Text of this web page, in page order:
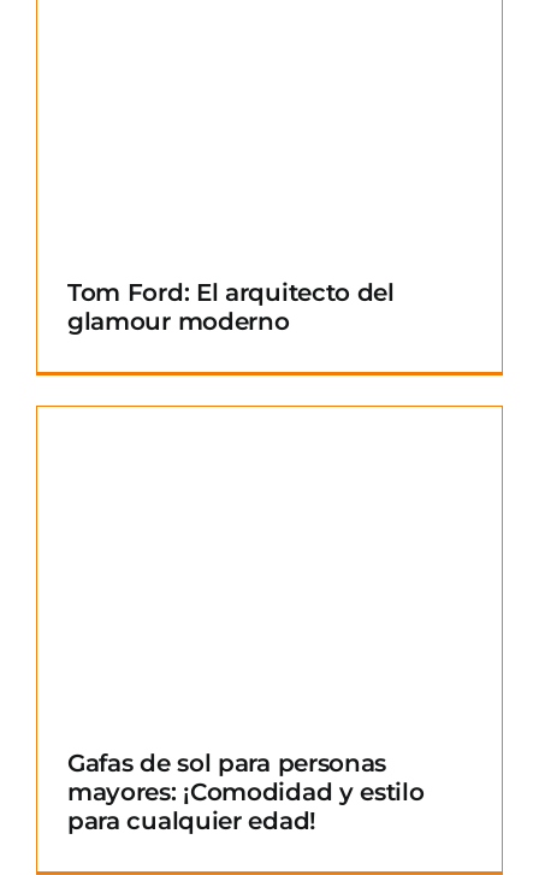
Tom Ford: El arquitecto del
glamour moderno
Gafas de sol para personas
mayores: ¡Comodidad y estilo
para cualquier edad!